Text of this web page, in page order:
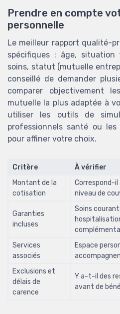
Prendre en compte
personnelle
Le meilleur rapport qualité-
spécifiques : âge,
soins, statut (mutuelle
conseillé de demander
comparer objectivement
mutuelle la plus adaptée à
utiliser les outils de
professionnels santé ou les
pour affiner votre choix.
Critère
À vérifier
Montant de la
cotisation
Correspond-
niveau de
Garanties
incluses
Soins
Services
associés
Espace
Exclusions et
délais de
carence
Y a-t-il des
avant de